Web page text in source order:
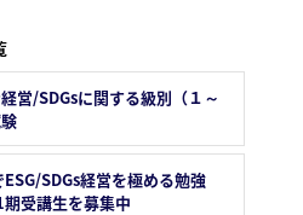
営/SDGsに関する級別（１～
SDGs経営を極める勉強
受講生を募集中